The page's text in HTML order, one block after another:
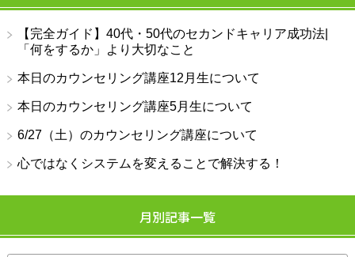
【完全ガイド】40代・50代のセカンドキャリア成功法|
「何をするか」より大切なこと
本日のカウンセリング講座12月生について
本日のカウンセリング講座5月生について
6/27（土）のカウンセリング講座について
心ではなくシステムを変えることで解決する！
月別記事一覧